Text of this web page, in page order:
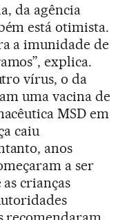
da agência
está otimista.
a imunidade de
explica.
vírus, o da
uma vacina de
MSD em
caiu
anos
a ser
crianças